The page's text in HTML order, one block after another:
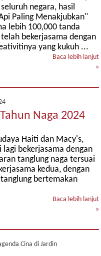
negara, hasil
Paling Menakjubkan"
lebih 100,000 tanda
bekerjasama dengan
yang kukuh ...
Baca lebih lanjut
»
Naga 2024
Haiti dan Macy's,
bekerjasama dengan
tanglung naga tersuai
kedua, dengan
bertemakan
Baca lebih lanjut
»